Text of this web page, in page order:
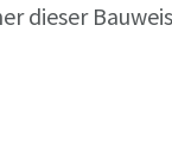
dieser